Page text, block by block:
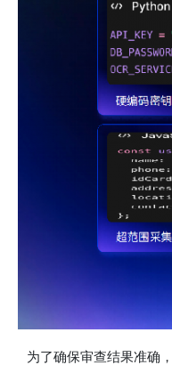
为了确保审查结果准确